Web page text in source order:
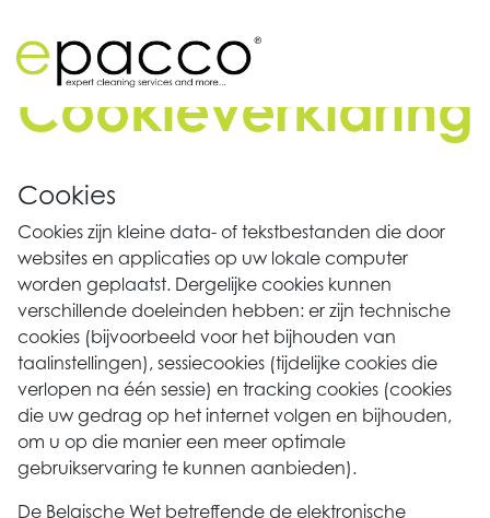
Cookieverklaring
Cookies
Cookies zijn kleine data- of tekstbestanden die door
websites en applicaties op uw lokale computer
worden geplaatst. Dergelijke cookies kunnen
verschillende doeleinden hebben: er zijn technische
cookies (bijvoorbeeld voor het bijhouden van
taalinstellingen), sessiecookies (tijdelijke cookies die
verlopen na één sessie) en tracking cookies (cookies
die uw gedrag op het internet volgen en bijhouden,
om u op die manier een meer optimale
gebruikservaring te kunnen aanbieden).
De Belgische Wet betreffende de elektronische